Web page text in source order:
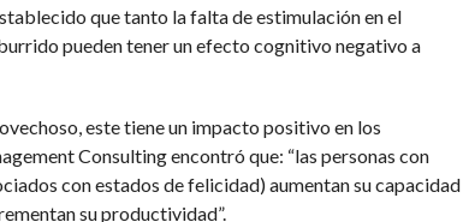
que tanto la falta de estimulación en el
pueden tener un efecto cognitivo negativo a
este tiene un impacto positivo en los
Consulting encontró que: “las personas con
con estados de felicidad) aumentan su capacidad
su productividad”.